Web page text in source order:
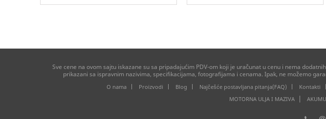
Sve cene na ovom sajtu iskazane su sa pripadajućim PDV-om koji je uračunat u cenu i nema
prikazani sa ispravnim nazivima, specifikacijama, fotografijama i cenama. Ipak, ne možemo
O nama Proizvodi Blog Najčešće postavljana pitanja(FAQ) Kontakti
MOTORNA ULJA I MAZIVA